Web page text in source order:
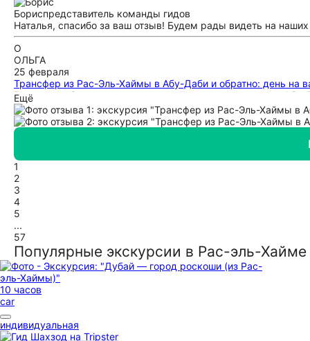
Бориспредставитель команды гидов
Наталья, спасибо за ваш отзыв! Будем рады видеть на
О
ОЛЬГА
25 февраля
Трансфер из Рас-Эль-Хаймы в Абу-Даби и обратно: день на
Выражаем благодарность от нашей семьи за поездку в
на отдых. Евгения , организатор, всегда была на связи ,
машина приехала точно до минуты за нами, чистая,
Спасибо большое! Очень приятно когда все четко, отлично
Ещё
1
2
3
4
5
...
57
Популярные экскурсии в Рас-эль-Хайме
10 часов
car
индивидуальная